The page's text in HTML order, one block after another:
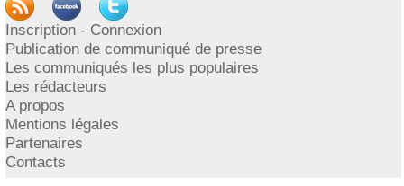
Publication
PUBLIER UN COMMUNIQUÉ
DE PRESSE
INSCRIPTION / CONNEXION
Inscription - Connexion
Publication de communiqué de presse
Les communiqués les plus populaires
Les rédacteurs
A propos
Mentions légales
Partenaires
Contacts